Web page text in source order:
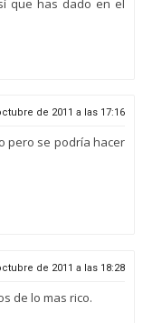
que has dado en el
de 2011 a las 17:16
pero se podría hacer
de 2011 a las 18:28
de lo mas rico.